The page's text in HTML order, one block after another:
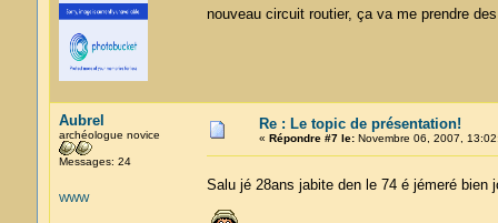
nouveau circuit routier, ça va me prendre
Aubrel
archéologue novice
Messages: 24
WWW
Re : Le topic de présentation!
« Répondre #7 le:Novembre 06, 2007,
Salu jé 28ans jabite den le 74 é jémeré